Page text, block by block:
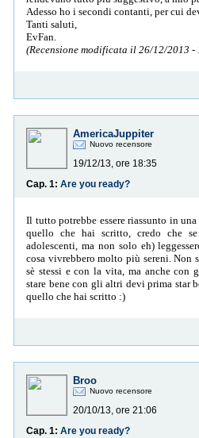
Adesso ho i secondi contanti, per cui
Tanti saluti,
EvFan.
(Recensione modificata il 26/12/2013 -
AmericaJuppiter
Nuovo recensore
19/12/13, ore 18:35
Cap. 1: Are you ready?
Il tutto potrebbe essere riassunto in
quello che hai scritto, credo che
adolescenti, ma non solo eh)
cosa vivrebbero molto più sereni. Non
sè stessi e con la vita, ma anche
stare bene con gli altri devi prima star
quello che hai scritto :)
Broo
Nuovo recensore
20/10/13, ore 21:06
Cap. 1: Are you ready?